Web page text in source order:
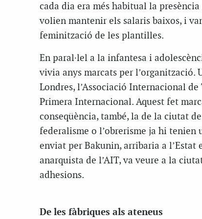
cada dia era més habitual la
volien mantenir els salaris baixos, i
feminització de les plantilles.
En paral·lel a la infantesa i
vivia anys marcats per l’organització.
Londres, l’Associació Internacional
Primera Internacional. Aquest fet
conseqüència, també, la de la ciutat
federalisme o l’obrerisme ja hi tenien
enviat per Bakunin, arribaria a
anarquista de l’AIT, va veure a la
adhesions.
De les fàbriques als ateneus